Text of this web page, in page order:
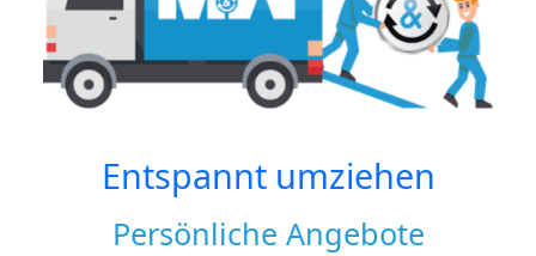
Entspannt umziehen
Persönliche Angebote